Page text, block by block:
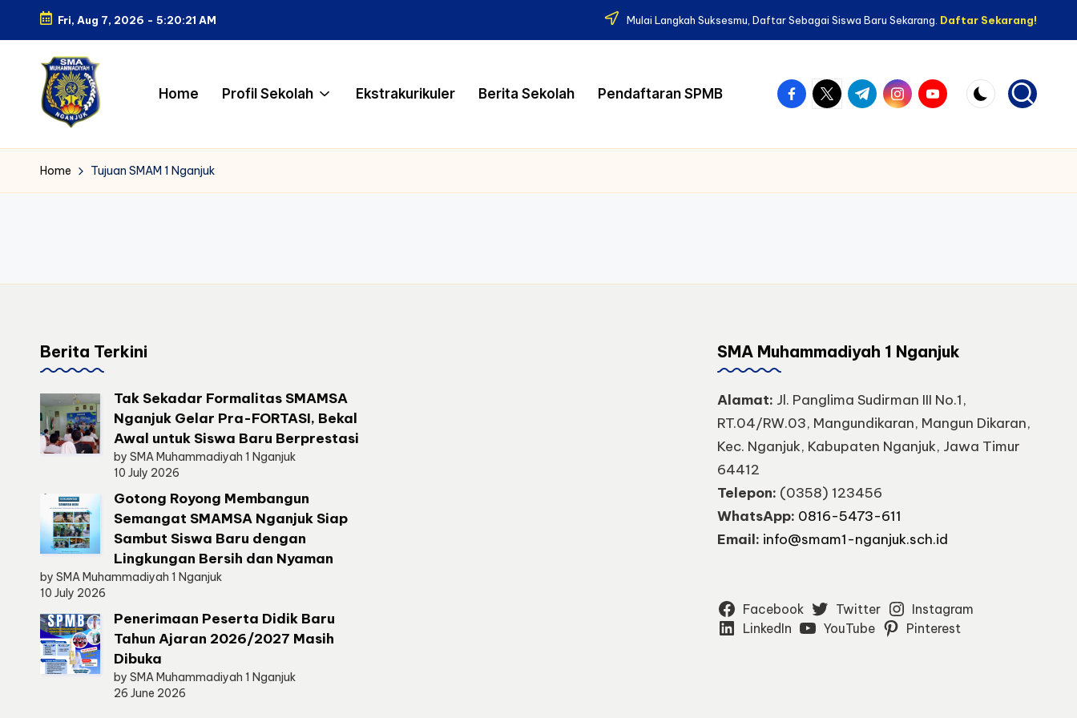
Skip
content
Fri, Aug 7, 2026 - 5:20:21 AM Mulai Langkah Suksesmu, Daftar Sebagai Siswa Baru Sekarang. Daftar Sekarang!
S
M
1
g
a
nj
u
dengan
Ilmu,
Home Profil Sekolah Ekstrakurikuler Berita Sekolah Pendaftaran SPMB facebook.com
twitter.com
t.me instagram.com
youtube.com
Home Tujuan SMAM 1 Nganjuk
Berita Terkini
Tak Sekadar Formalitas SMAMSA
Nganjuk Gelar Pra-FORTASI, Bekal
Awal untuk Siswa Baru Berprestasi
by SMA Muhammadiyah 1 Nganjuk
10 July 2026
Gotong Royong Membangun
Semangat SMAMSA Nganjuk Siap
Sambut Siswa Baru dengan
Lingkungan Bersih dan Nyaman
by SMA Muhammadiyah 1 Nganjuk
10 July 2026
Penerimaan Peserta Didik Baru
Tahun Ajaran 2026/2027 Masih
Dibuka
by SMA Muhammadiyah 1 Nganjuk
26 June 2026
SMA Muhammadiyah 1 Nganjuk
Alamat: Jl. Panglima Sudirman III No.1,
RT.04/RW.03, Mangundikaran, Mangun Dikaran,
Kec. Nganjuk, Kabupaten Nganjuk, Jawa Timur
64412
Telepon: (0358) 123456
WhatsApp: 0816-5473-611
Email: info@smam1-nganjuk.sch.id
Facebook Twitter
Instagram
LinkedIn
YouTube Pinterest